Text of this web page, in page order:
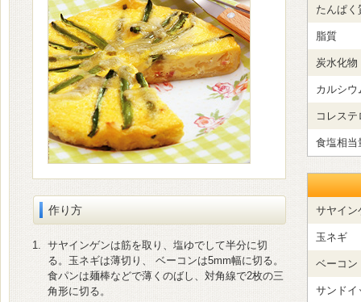
作り方
1. サヤインゲンは筋を取り、塩ゆでして半分に切
る。玉ネギは薄切り、 ベーコンは5mm幅に切る。
食パンは麺棒などで薄くのばし、対角線で2枚の三
角形に切る。
たんぱく
脂質
炭水化物
カルシウ
コレステ
食塩相当
サヤイン
玉ネギ
ベーコン
サンドイ